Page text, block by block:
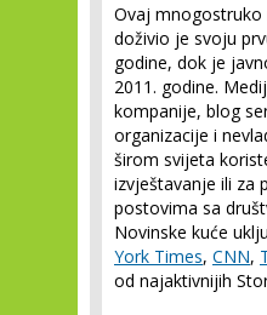
Ovaj mnogostruko
doživio je svoju
godine, dok je
2011. godine.
kompanije, blog
organizacije i
širom svijeta
izvještavanje ili za
postovima sa
Novinske kuće
York Times, CNN,
od najaktivnijih